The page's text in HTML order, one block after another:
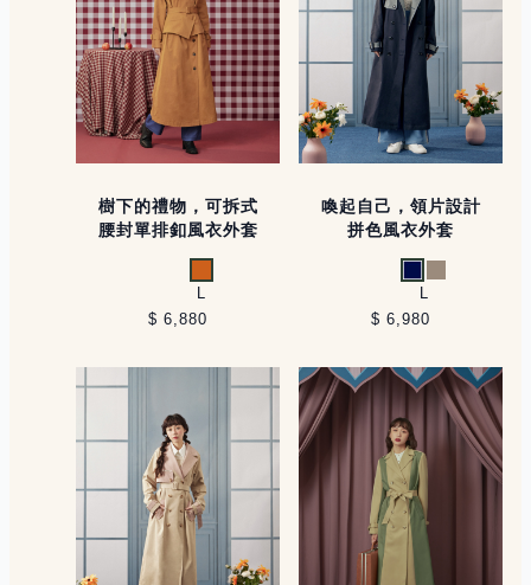
樹下的禮物，可拆式
腰封單排釦風衣外套
橘
L
$ 6,880
喚起自己，領片設計
拼色風衣外套
深藍淺卡其
L
$ 6,980